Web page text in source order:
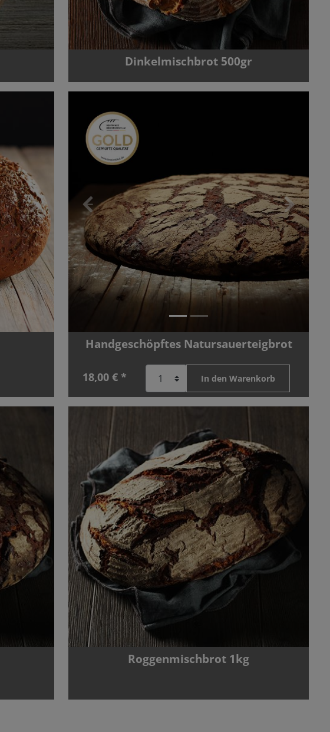
Dinkelmischbrot 500gr
Vor Zurück Vor
Handgeschöpftes Natursauerteigbrot
18,00 € * In den Warenkorb
Roggenmischbrot 1kg